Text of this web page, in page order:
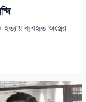
ব্যবহৃত অস্ত্রের